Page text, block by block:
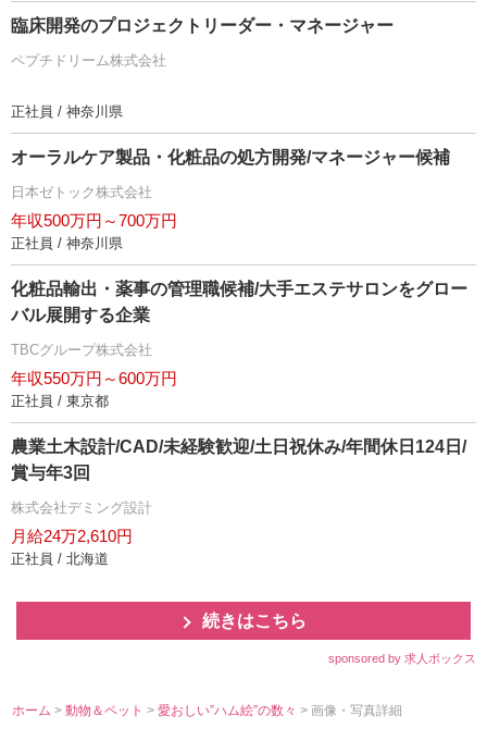
臨床開発のプロジェクトリーダー・マネージャー
ペプチドリーム株式会社
正社員 / 神奈川県
オーラルケア製品・化粧品の処方開発/マネージャー候補
日本ゼトック株式会社
年収500万円～700万円
正社員 / 神奈川県
化粧品輸出・薬事の管理職候補/大手エステサロンをグロー
バル展開する企業
TBCグループ株式会社
年収550万円～600万円
正社員 / 東京都
農業土木設計/CAD/未経験歓迎/土日祝休み/年間休日124日/
賞与年3回
株式会社デミング設計
月給24万2,610円
正社員 / 北海道
続きはこちら
sponsored by 求人ボックス
ホーム >動物＆ペット>愛おしい”ハム絵”の数々> 画像・写真詳細